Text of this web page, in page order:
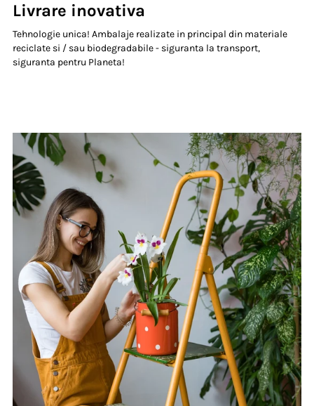
Livrare inovativa
Tehnologie unica! Ambalaje realizate in principal din materiale
reciclate si / sau biodegradabile - siguranta la transport,
siguranta pentru Planeta!